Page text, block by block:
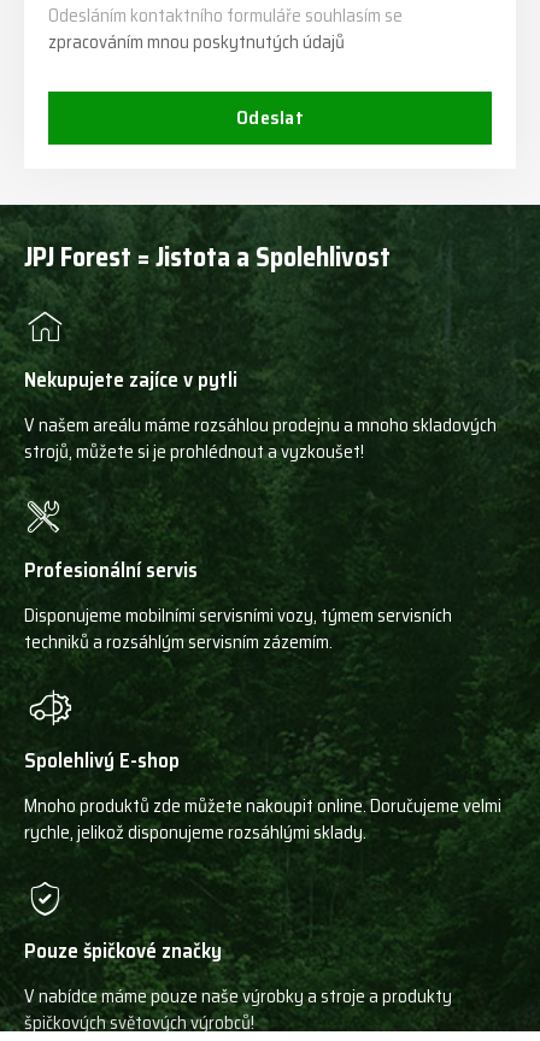
Odesláním kontaktního formuláře souhlasím se
zpracováním mnou poskytnutých údajů
Odeslat
JPJ Forest = Jistota a Spolehlivost
Nekupujete zajíce v pytli
V našem areálu máme rozsáhlou prodejnu a mnoho skladových
strojů, můžete si je prohlédnout a vyzkoušet!
Profesionální servis
Disponujeme mobilními servisními vozy, týmem servisních
techniků a rozsáhlým servisním zázemím.
Spolehlivý E-shop
Mnoho produktů zde můžete nakoupit online. Doručujeme velmi
rychle, jelikož disponujeme rozsáhlými sklady.
Pouze špičkové značky
V nabídce máme pouze naše výrobky a stroje a produkty
špičkových světových výrobců!